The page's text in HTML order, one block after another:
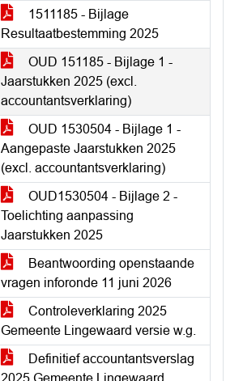
1511185 - Bijlage
Resultaatbestemming 2025
OUD 151185 - Bijlage 1 -
Jaarstukken 2025 (excl.
accountantsverklaring)
OUD 1530504 - Bijlage 1 -
Aangepaste Jaarstukken 2025
(excl. accountantsverklaring)
OUD1530504 - Bijlage 2 -
Toelichting aanpassing
Jaarstukken 2025
Beantwoording openstaande
vragen inforonde 11 juni 2026
Controleverklaring 2025
Gemeente Lingewaard versie w.g.
Definitief accountantsverslag
2025 Gemeente Lingewaard